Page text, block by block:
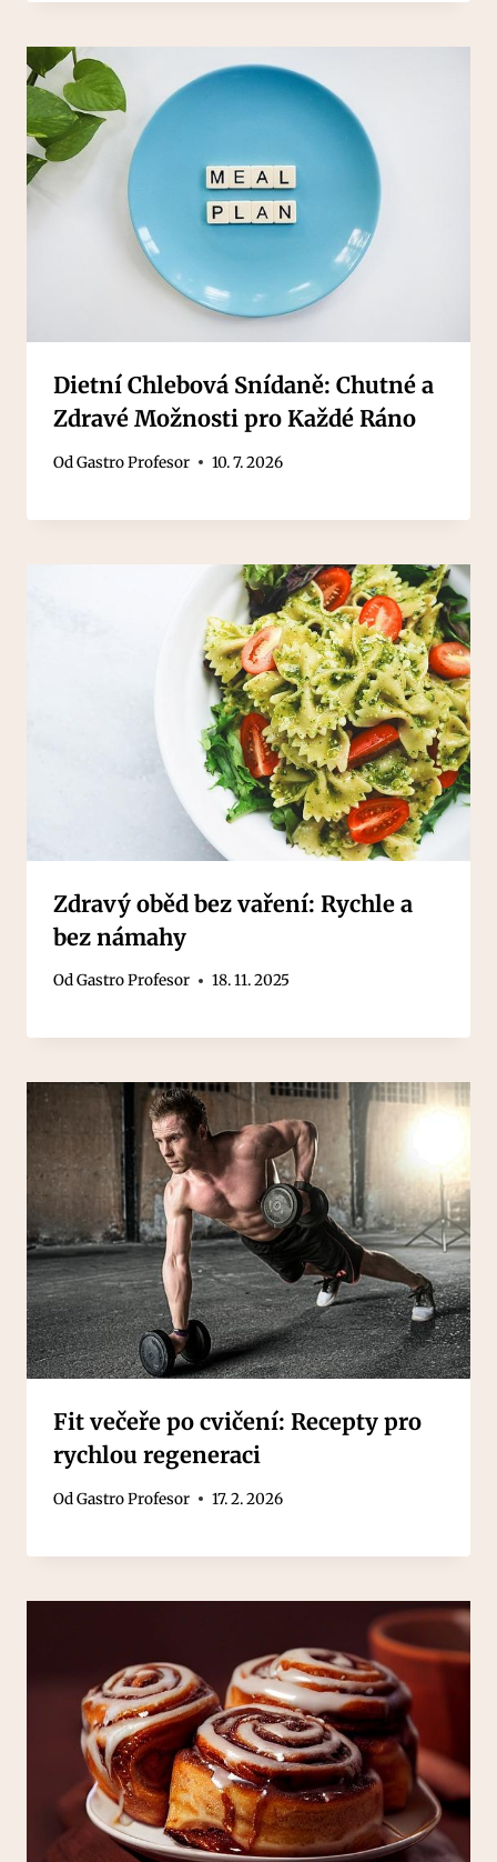
Dietní Chlebová Snídaně: Chutné a
Zdravé Možnosti pro Každé Ráno
OdGastro Profesor 10. 7. 2026
Zdravý oběd bez vaření: Rychle a
bez námahy
OdGastro Profesor 18. 11. 2025
Fit večeře po cvičení: Recepty pro
rychlou regeneraci
OdGastro Profesor 17. 2. 2026